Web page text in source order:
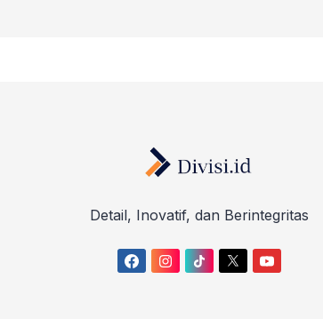
Detail, Inovatif, dan Berintegritas